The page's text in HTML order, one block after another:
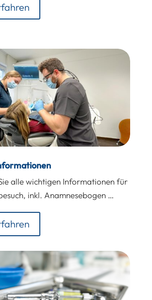
alle wichtigen Informationen für
inkl. Anamnesebogen …